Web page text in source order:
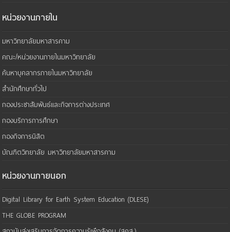
หน่วยงานภายใน
มหาวิทยาลัยมหาสารคาม
คณะ/หน่วยงานภายในมหาวิทยาลัย
ค้นหาบุคลากรภายในมหาวิทยาลัย
สำนักศึกษาทั่วไป
กองประชาสัมพันธ์และกิจการต่างประเทศ
กองบริการการศึกษา
กองกิจการนิสิต
บัณฑิตวิทยาลัย มหาวิทยาลัยมหาสารคาม
หน่วยงานภายนอก
Digital Library for Earth System Education (DLESE)
THE GLOBE PROGRAM